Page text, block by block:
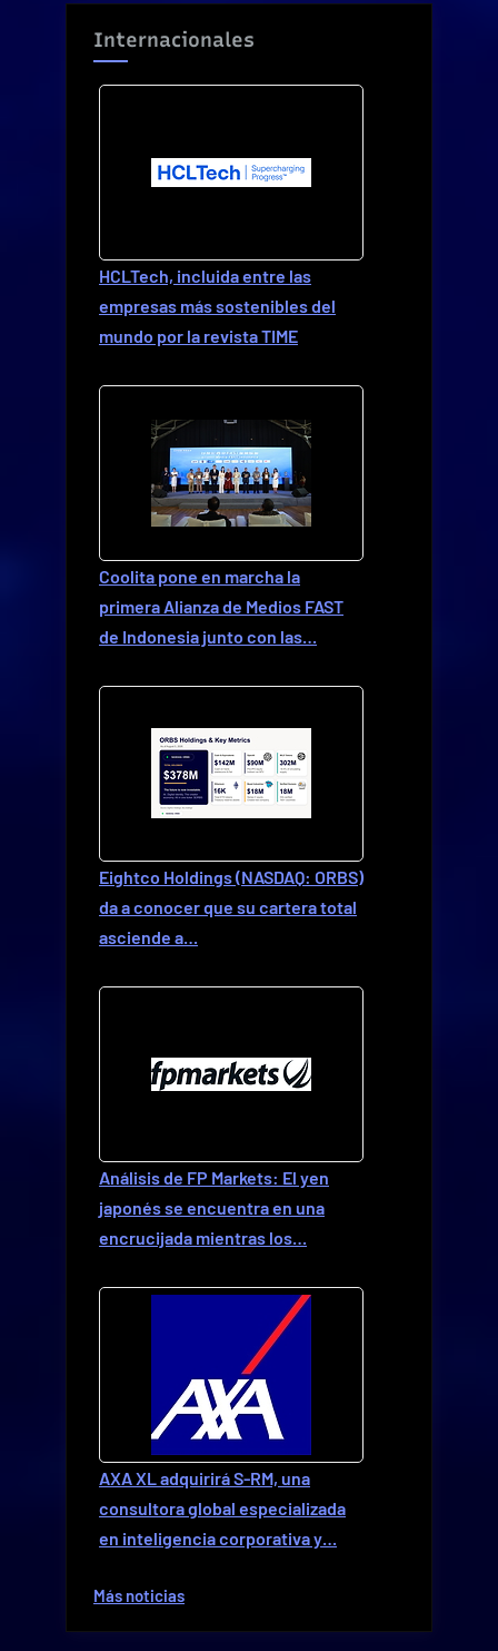
Internacionales
HCLTech, incluida entre las
empresas más sostenibles del
mundo por la revista TIME
Coolita pone en marcha la
primera Alianza de Medios FAST
de Indonesia junto con las…
Eightco Holdings (NASDAQ: ORBS)
da a conocer que su cartera total
asciende a…
Análisis de FP Markets: El yen
japonés se encuentra en una
encrucijada mientras los…
AXA XL adquirirá S-RM, una
consultora global especializada
en inteligencia corporativa y…
Más noticias